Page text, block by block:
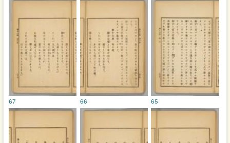
65
66
67